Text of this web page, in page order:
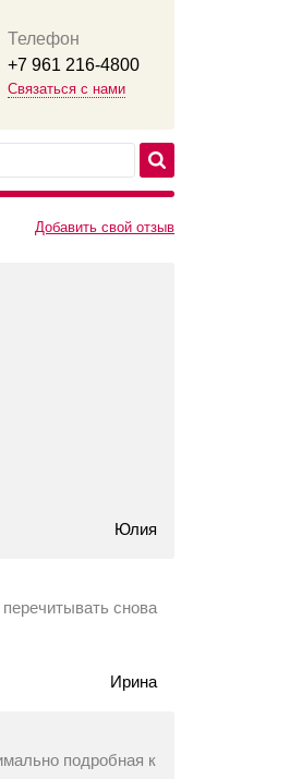
Телефон
+7 961 216-4800
Связаться с нами
Добавить свой отзыв
Юлия
снова
Ирина
подробная к